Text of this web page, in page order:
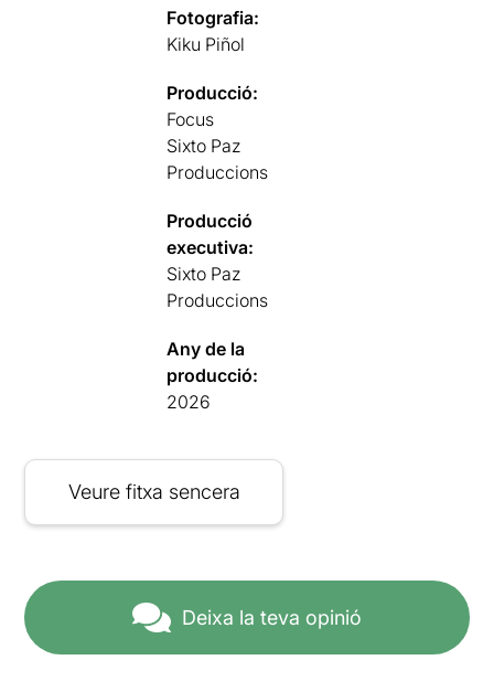
Fotografia:
Kiku Piñol
Producció:
Focus
Sixto Paz
Produccions
Producció
executiva:
Sixto Paz
Produccions
Any de la
producció:
2026
Veure fitxa sencera
Deixa la teva opinió